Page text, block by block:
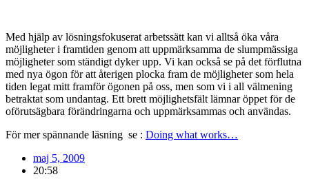
Med hjälp av lösningsfokuserat arbetssätt kan vi alltså öka våra
möjligheter i framtiden genom att uppmärksamma de slumpmässiga
möjligheter som ständigt dyker upp. Vi kan också se på det förflutna
med nya ögon för att återigen plocka fram de möjligheter som hela
tiden legat mitt framför ögonen på oss, men som vi i all välmening
betraktat som undantag. Ett brett möjlighetsfält lämnar öppet för de
oförutsägbara förändringarna och uppmärksammas och användas.
För mer spännande läsning se : Doing what works…
maj 5, 2009
20:58